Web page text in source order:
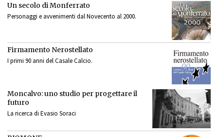
Un secolo di Monferrato
Personaggi e avvenimenti dal Novecento al 2000.
Firmamento Nerostellato
I primi 90 anni del Casale Calcio.
Moncalvo: uno studio per progettare il
futuro
La ricerca di Evasio Soraci